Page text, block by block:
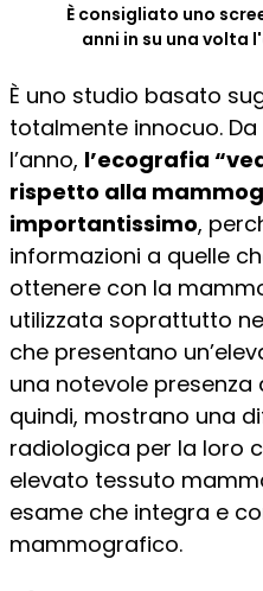
È consigliato uno
anni in su una volta
È uno studio basato
totalmente innocuo.
l’anno, l’ecografia
rispetto alla
importantissimo,
informazioni a quelle
ottenere con la
utilizzata soprattutto
che presentano
una notevole presenza
quindi, mostrano una
radiologica per la loro
elevato tessuto
esame che integra e
mammografico.